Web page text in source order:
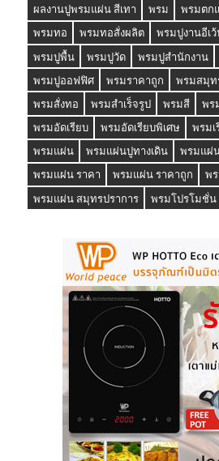
ผลงานปูพรมแผ่น สีเทา
พรม พรมตก
พรมทอ
พรมทอสั่งผลิต พรมปูงานอีเ
พรมปูพื้น
พรมปูวัด พรมปูสำนักงาน
พรมปูออฟฟิศ
พรมราคาถูก พรมสมุท
พรมสั่งทอ
พรมสำเร็จรูป พรมสี พร
พรมอัดเรียบ
พรมอัดเรียบพิเศษ พรมเ
พรมแผ่น
พรมแผ่นปูทางเดิน
พรมแผ่
พรมแผ่น ราคา
พรมแผ่น ราคาถูก
พ
พรมแผ่น สมุทรปราการ
พรมโปรโมชั่น